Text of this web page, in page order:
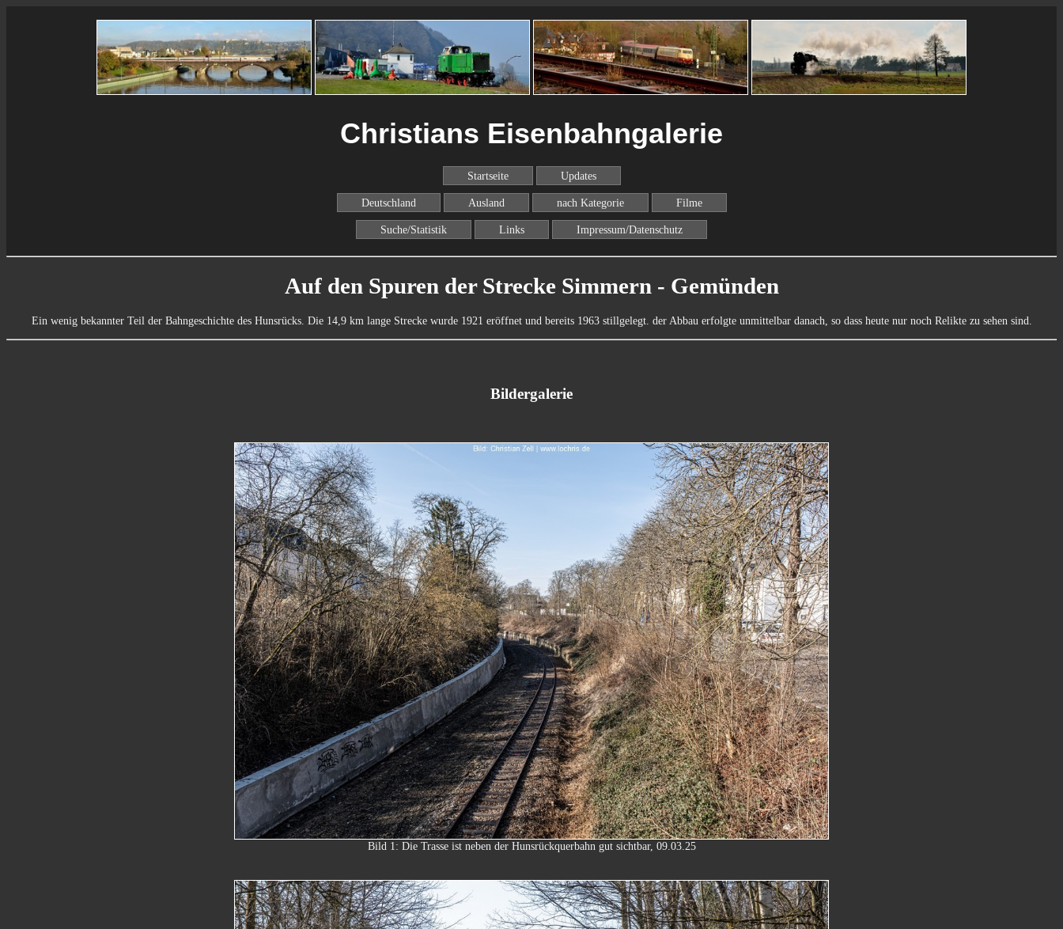
Christians Eisenbahngalerie
Startseite Updates
Deutschland Ausland nach Kategorie Filme
Suche/Statistik Links Impressum/Datenschutz
Auf den Spuren der Strecke Simmern - Gemünden
Ein wenig bekannter Teil der Bahngeschichte des Hunsrücks. Die 14,9 km lange Strecke wurde 1921 eröffnet und bereits 1963 stillgelegt. der Abbau erfolgte unmittelbar danach, so dass heute nur noch Relikte zu sehen sind.
Bildergalerie
Bild 1: Die Trasse ist neben der Hunsrückquerbahn gut sichtbar, 09.03.25